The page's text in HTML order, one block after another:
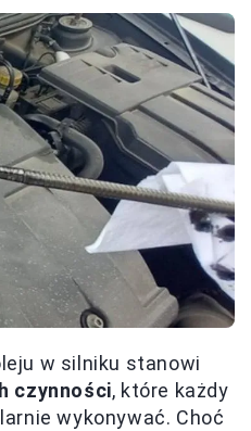
w silniku stanowi
czynności, które każdy
wykonywać. Choć